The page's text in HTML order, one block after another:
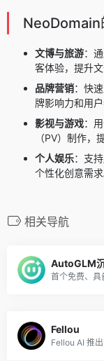
NeoDomain
文博与旅游：
客体验，提升文
品牌营销：快
牌影响力和用户
影视与游戏：
（PV）制作，
个人娱乐：支
个性化创意需求
相关导航
AutoGLM
Fellou